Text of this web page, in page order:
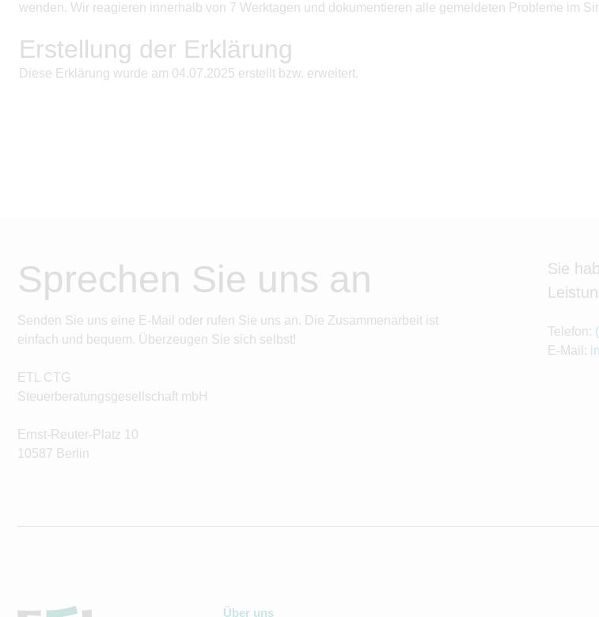
wenden. Wir reagieren innerhalb von 7 Werktagen und dokumentieren alle gemeldeten Probleme im
Erstellung der Erklärung
Diese Erklärung wurde am 04.07.2025 erstellt bzw. erweitert.
Sprechen Sie uns an
Senden Sie uns eine E-Mail oder rufen Sie uns an. Die Zusammenarbeit ist
einfach und bequem. Überzeugen Sie sich selbst!
ETL CTG
Steuerberatungsgesellschaft mbH
Ernst-Reuter-Platz 10
10587 Berlin
Sie
Telefon:
E-Mail:
Über uns